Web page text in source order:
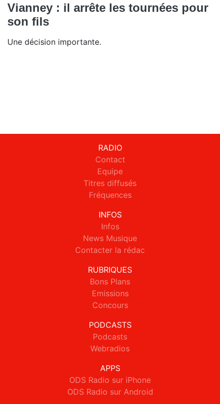
Vianney : il arrête les tournées pour
son fils
Une décision importante.
RADIO
Contact
Equipe
Titres diffusés
Fréquences
INFOS
Infos
News Musique
Contacter la rédac
RUBRIQUES
Bons Plans
Emissions
Concours
PODCASTS
Podcasts
Webradios
APPS
ODS Radio sur iPhone
ODS Radio sur Android